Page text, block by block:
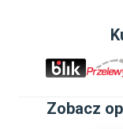
Zobacz